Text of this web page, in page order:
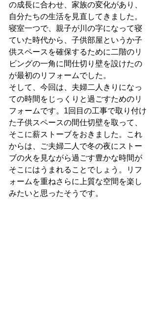
の成長に合わせ、家族の変化があり、
自分たちの生活を見直してきました。
寝室一つで、親子が川の字になって寝
ていた時代から、子供部屋というか子
供スペースを確保するために二階のリ
ビングの一角に間仕切り壁を設けたの
が最初のリフォームでした。
そして、今回は、夫婦二人きりになっ
ての時間をじっくりと過ごすためのリ
フォームです。1回目の工事で取り付け
た子供スペースの間仕切壁を取って、
そこに薪ストーブをおきました。これ
からは、ご夫婦二人で冬の夜にストー
ブの火を見ながら過ごす豊かな時間が
そこにはうまれることでしょう。リフ
ォームを重ねさらに上質な空間を楽し
みたいと思ったそうです。